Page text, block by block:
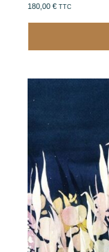
180,00 € TTC